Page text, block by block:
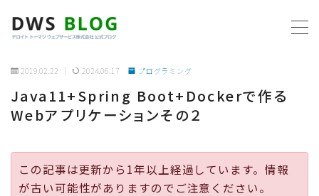
ホーム
プログラミング
2019.02.22 2024.06.17 プログラミング
Java11+Spring Boot+Dockerで作る
Webアプリケーションその２
この記事は更新から1年以上経過しています。情報
が古い可能性がありますのでご注意ください。